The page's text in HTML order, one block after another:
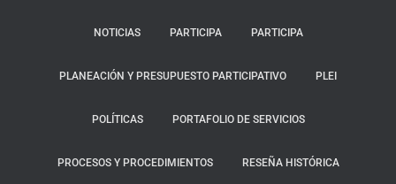
NOTICIAS PARTICIPA PARTICIPA
PLANEACIÓN Y PRESUPUESTO PARTICIPATIVO PLEI
POLÍTICAS PORTAFOLIO DE SERVICIOS
PROCESOS Y PROCEDIMIENTOS RESEÑA HISTÓRICA